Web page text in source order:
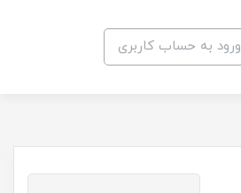
ورود به حساب کاربری